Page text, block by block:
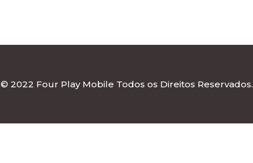
© 2022 Four Play Mobile Todos os Direitos Reservados.